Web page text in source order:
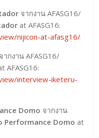
จากงาน AFASG16/
at AFASG16:
nijicon-at-afasg16/
จากงาน AFASG16/
AFASG16:
interview-iketeru-
Domo จากงาน
Performance Domo at